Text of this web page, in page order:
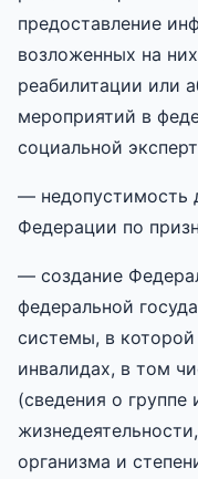
предоставление
возложенных на
реабилитации или
мероприятий в
социальной
— недопустимость
Федерации по
— создание
федеральной
системы, в
инвалидах, в том
(сведения о группе
организма и